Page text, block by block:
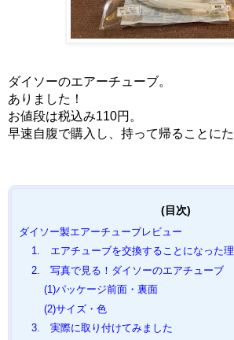
ダイソーのエアーチューブ。
ありました！
お値段は税込み110円。
早速自腹で購入し、持って帰ることにた
ダイソー製エアーチューブレビュー
1. エアチューブを交換することになった
2. 写真で見る！ダイソーのエアチューブ
(1)パッケージ前面・裏面
(2)サイズ・色
3. 実際に取り付けてみました